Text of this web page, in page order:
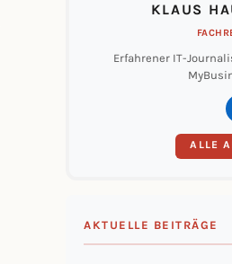
KLAUS
Erfahrener IT-
ALLE
AKTUELLE BEITRÄGE